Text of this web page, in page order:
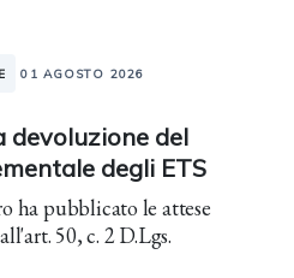
01 AGOSTO 2026
devoluzione del
degli ETS
ha pubblicato le attese